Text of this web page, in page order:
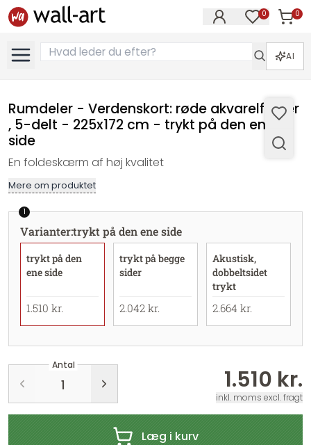
0 0
Varer
AI
Rumdeler - Verdenskort: røde akvarelfarver
, 5-delt - 225x172 cm - trykt på den ene
side
En foldeskærm af høj kvalitet
Mere om produktet
1
Varianter:trykt på den ene side
trykt på den
ene side
1.510 kr.
trykt på begge
sider
2.042 kr.
Akustisk,
dobbeltsidet
trykt
2.664 kr.
Antal
1.510 kr.
inkl. moms excl. fragt
Læg i kurv